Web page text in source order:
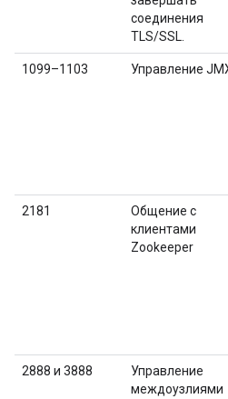
соединения
TLS/SSL.
1099–1103 Управление
2181
Общение с
клиентами
Zookeeper
2888 и 3888
Управление
междоузлиями